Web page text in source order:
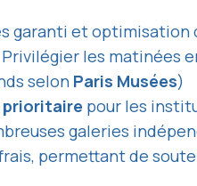
garanti et optimisation
Privilégier les matinées
selon Paris Musées)
prioritaire pour les
galeries
permettant de